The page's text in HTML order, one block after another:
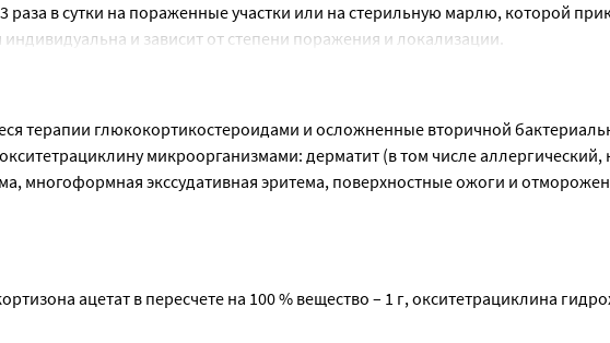
раза в сутки на пораженные участки или на стерильную марлю, которой
и зависит от степени поражения и локализации.
периорбитальную область, при этом курс лечения не должен превышать 7-10
на ограниченных участках кожи коротким курсом (в течение 5-7 дней).
терапии глюкокортикостероидами и осложненные вторичной
микроорганизмами: дерматит (в том числе
многоформная экссудативная эритема, поверхностные ожоги и
ацетат в пересчете на 100 % вещество – 1 г, окситетрациклина